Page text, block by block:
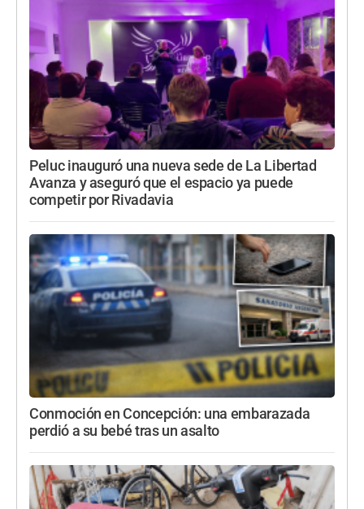
Peluc inauguró una nueva sede de La Libertad
Avanza y aseguró que el espacio ya puede
competir por Rivadavia
Conmoción en Concepción: una embarazada
perdió a su bebé tras un asalto